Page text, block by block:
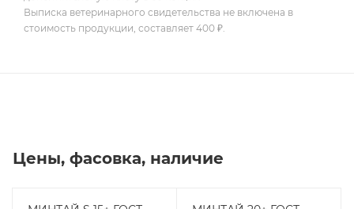
Выписка ветеринарного свидетельства не включена в
стоимость продукции, составляет 400 ₽.
Цены, фасовка, наличие